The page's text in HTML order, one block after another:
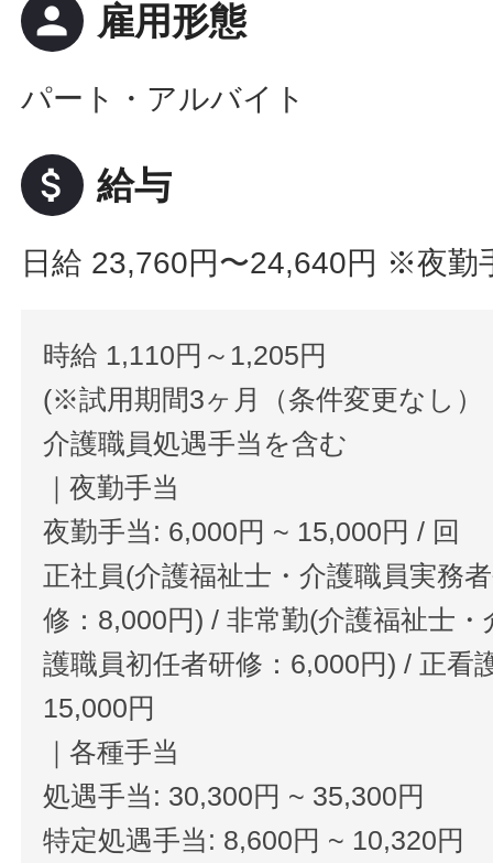
person 雇用形態
パート・アルバイト
attach_money 給与
日給 23,760円〜24,640円 ※夜勤
時給 1,110円～1,205円
(※試用期間3ヶ月（条件変更なし）
介護職員処遇手当を含む
｜夜勤手当
夜勤手当: 6,000円 ~ 15,000円 / 回
正社員(介護福祉士・介護職員実務
修：8,000円) / 非常勤(介護福祉士
護職員初任者研修：6,000円) / 正看
15,000円
｜各種手当
処遇手当: 30,300円 ~ 35,300円
特定処遇手当: 8,600円 ~ 10,320円